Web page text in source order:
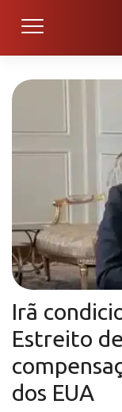
Irã
Estreito
dos EUA